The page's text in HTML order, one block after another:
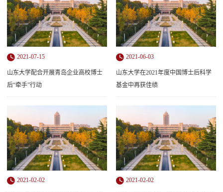
2021-07-15
山东大学配合开展青岛企业高校博士
后“牵手”行动
2021-06-03
山东大学在2021年度中国博士后科学
基金中再获佳绩
2021-02-02 2021-02-02